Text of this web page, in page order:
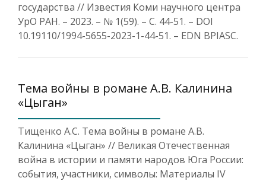
государства // Известия Коми научного центра
УрО РАН. – 2023. – № 1(59). – С. 44-51. – DOI
10.19110/1994-5655-2023-1-44-51. – EDN BPIASC.
Тема войны в романе А.В. Калинина
«Цыган»
Тищенко А.С. Тема войны в романе А.В.
Калинина «Цыган» // Великая Отечественная
война в истории и памяти народов Юга России:
события, участники, символы: Материалы IV